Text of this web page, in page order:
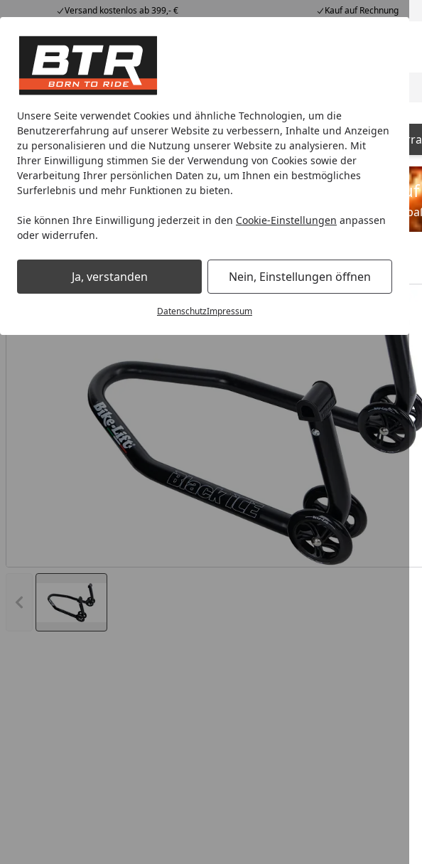
Unsere Seite verwendet Cookies und ähnliche Technologien, um die
Benutzererfahrung auf unserer Website zu verbessern, Inhalte und Anzeigen
zu personalisieren und die Nutzung unserer Website zu analysieren. Mit
Ihrer Einwilligung stimmen Sie der Verwendung von Cookies sowie der
Verarbeitung Ihrer persönlichen Daten zu, um Ihnen ein bestmögliches
Surferlebnis und mehr Funktionen zu bieten.
Sie können Ihre Einwilligung jederzeit in den Cookie-Einstellungen anpassen
oder widerrufen.
Ja, verstanden Nein, Einstellungen öffnen
DatenschutzImpressum
Versand kostenlos ab 399,- € Kauf auf Rechnung
Hotline07051 / 9 222 5959
Mi-Fr. 8-12 Uhr
Alle Produkte
Alle ProdukteMarken
Montageständer Montageständer Sets Vorderradständer
Noch 1 Tag und 13 Stunden
Spare bis zu 35%
Viel
Montageständer Vorderradständer Bike Lift Vorderradständer Black Ice
Vorheriges Bild anzeigen